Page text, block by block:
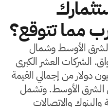
مما تتوقع؟
الشرق الأوسط وشمال
الشركات العشر الكبرى
أكثر من 2.34 تريليون دولار من إجمالي القيمة
الشرق الأوسط. وتشمل
والاتصالات